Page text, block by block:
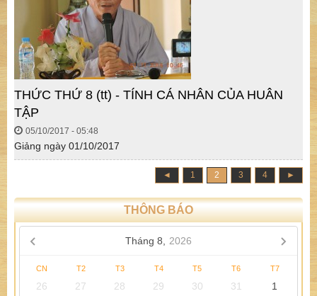
THỨC THỨ 8 (tt) - TÍNH CÁ NHÂN CỦA HUÂN
TẬP
05/10/2017 - 05:48
Giảng ngày 01/10/2017
◄ 1 2 3 4 ►
THÔNG BÁO
Tháng 8, 2026
CN T2 T3 T4 T5 T6 T7
26 27 28 29 30 31 1